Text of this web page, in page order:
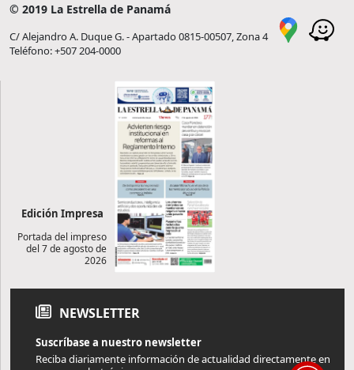
© 2019 La Estrella de Panamá
C/ Alejandro A. Duque G. - Apartado 0815-00507, Zona 4
Teléfono: +507 204-0000
Edición Impresa
Portada del impreso
del 7 de agosto de
2026
NEWSLETTER
Suscríbase a nuestro newsletter
Reciba diariamente información de actualidad directamente en